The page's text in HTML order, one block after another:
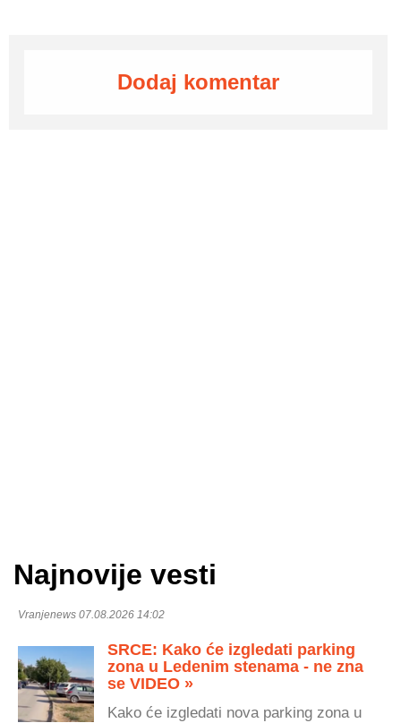
Dodaj komentar
Najnovije vesti
Vranjenews 07.08.2026 14:02
SRCE: Kako će izgledati parking
zona u Ledenim stenama - ne zna
se VIDEO »
Kako će izgledati nova parking zona u